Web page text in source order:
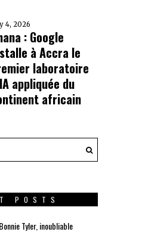
4, 2026
: Google
à Accra le
laboratoire
appliquée du
africain
POSTS
Tyler, inoubliable